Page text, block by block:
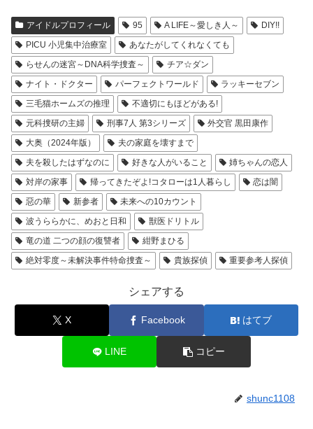
アイドルプロフィール 95 A LIFE～愛しき人～
DIY!!
PICU 小児集中治療室
あなたがしてくれなくても
らせんの迷宮～DNA科学捜査～
チア☆ダン
ナイト・ドクター
パーフェクトワールド
ラッキーセブン
三毛猫ホームズの推理
不適切にもほどがある!
元科捜研の主婦
刑事7人 第3シリーズ
外交官 黒田康作
大奥（2024年版）
夫の家庭を壊すまで
夫を殺したはずなのに
好きな人がいること
姉ちゃんの恋人
対岸の家事
帰ってきたぞよ!コタローは1人暮らし
恋は闇
惡の華
新参者
未来への10カウント
波うららかに、めおと日和
獣医ドリトル
竜の道 二つの顔の復讐者
紺野まひる
絶対零度～未解決事件特命捜査～
貴族探偵 重要参考人探偵
シェアする
X Facebook はてブ
LINE コピー
shunc1108